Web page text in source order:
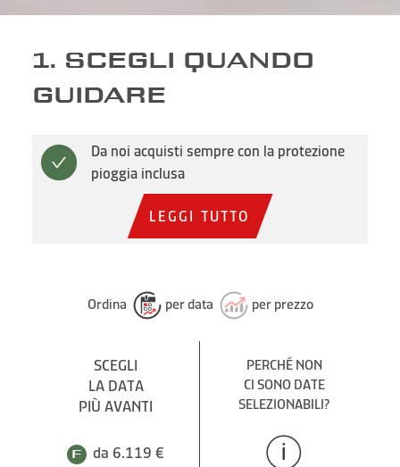
1. SCEGLI QUANDO
GUIDARE
Da noi acquisti sempre con la protezione
pioggia inclusa
LEGGI TUTTO
Ordina per data per prezzo
SCEGLI
LA DATA
PIÙ AVANTI
da 6.119 €
PERCHÉ NON
CI SONO DATE
SELEZIONABILI?